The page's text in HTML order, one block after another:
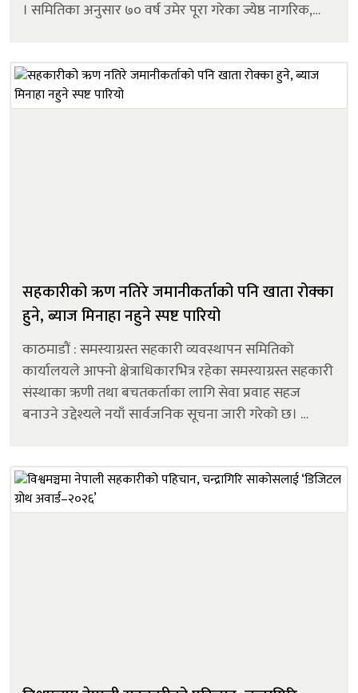
। समितिका अनुसार ७० वर्ष उमेर पूरा गरेका ज्येष्ठ नागरिक,
सहकारीको ऋण नतिरे जमानीकर्ताको पनि खाता रोक्का
हुने, ब्याज मिनाहा नहुने स्पष्ट पारियो
काठमाडौं : समस्याग्रस्त सहकारी व्यवस्थापन समितिको
कार्यालयले आफ्नो क्षेत्राधिकारभित्र रहेका समस्याग्रस्त सहकारी
संस्थाका ऋणी तथा बचतकर्ताका लागि सेवा प्रवाह सहज
बनाउने उद्देश्यले नयाँ सार्वजनिक सूचना जारी गरेको छ।